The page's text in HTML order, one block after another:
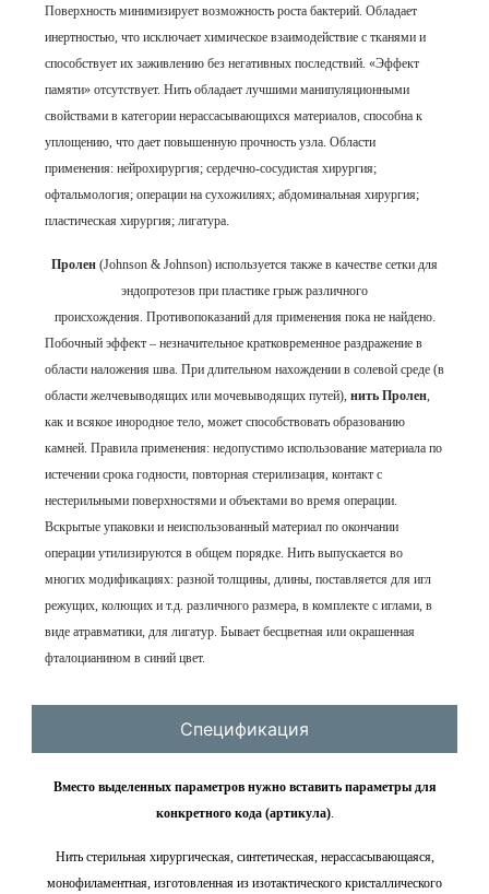
Поверхность минимизирует возможность роста бактерий. Обладает
инертностью, что исключает химическое взаимодействие с тканями и
способствует их заживлению без негативных последствий. «Эффект
памяти» отсутствует. Нить обладает лучшими манипуляционными
свойствами в категории нерассасывающихся материалов, способна к
уплощению, что дает повышенную прочность узла. Области
применения: нейрохирургия; сердечно-сосудистая хирургия;
офтальмология; операции на сухожилиях; абдоминальная хирургия;
пластическая хирургия; лигатура.
Пролен (Johnson & Johnson) используется также в качестве сетки для
эндопротезов при пластике грыж различного
происхождения. Противопоказаний для применения пока не найдено.
Побочный эффект – незначительное кратковременное раздражение в
области наложения шва. При длительном нахождении в солевой среде (в
области желчевыводящих или мочевыводящих путей), нить Пролен,
как и всякое инородное тело, может способствовать образованию
камней. Правила применения: недопустимо использование материала по
истечении срока годности, повторная стерилизация, контакт с
нестерильными поверхностями и объектами во время операции.
Вскрытые упаковки и неиспользованный материал по окончании
операции утилизируются в общем порядке. Нить выпускается во
многих модификациях: разной толщины, длины, поставляется для игл
режущих, колющих и т.д. различного размера, в комплекте с иглами, в
виде атравматики, для лигатур. Бывает бесцветная или окрашенная
фталоцианином в синий цвет.
Спецификация
Вместо выделенных параметров нужно вставить параметры для
конкретного кода (артикула).
Нить стерильная хирургическая, синтетическая, нерассасывающаяся,
монофиламентная, изготовленная из изотактического кристаллического